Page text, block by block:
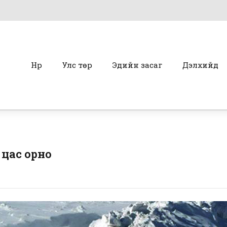
Нүүр Улс төр Эдийн засаг Дэлхийд
орно